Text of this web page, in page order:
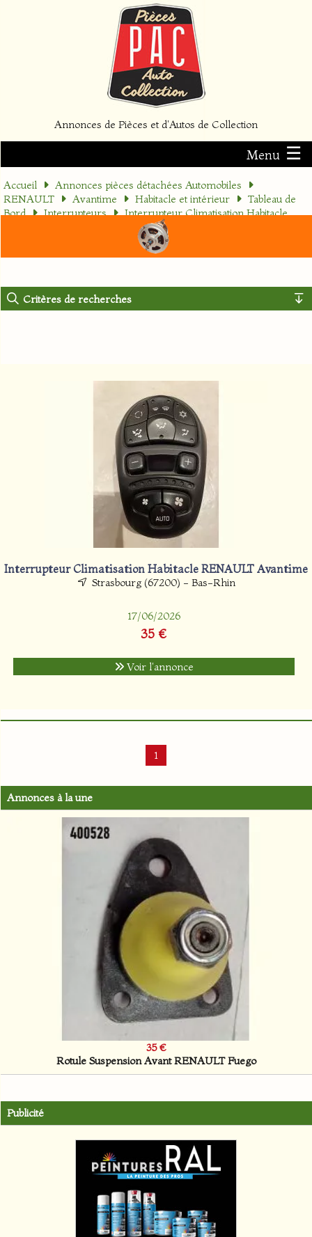
Annonces de Pièces et d'Autos de Collection
Menu ☰
Accueil
Annonces pièces détachées Automobiles
RENAULT
Avantime Habitacle et intérieur
Tableau de
Bord
Interrupteurs Interrupteur Climatisation Habitacle
Critères de recherches
Annonces à la une
35 €
Rotule Suspension Avant RENAULT Fuego
Publicité
Interrupteur Climatisation Habitacle RENAULT Avantime
Strasbourg (67200) - Bas-Rhin
17/06/2026
35 €
Voir l'annonce
1